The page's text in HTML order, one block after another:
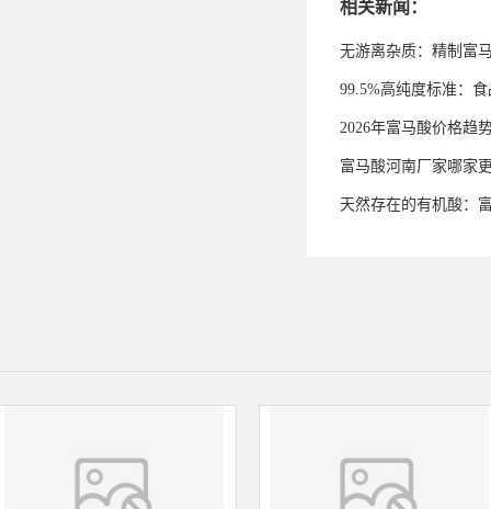
相关新闻：
无游离杂质：精制富
99.5%高纯度标准：
2026年富马酸价格趋
富马酸河南厂家哪家
天然存在的有机酸：